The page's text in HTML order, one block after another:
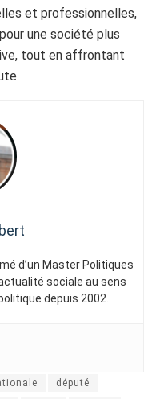
et professionnelles,
une société plus
tout en affrontant
d’un Master Politiques
sociale au sens
depuis 2002.
député